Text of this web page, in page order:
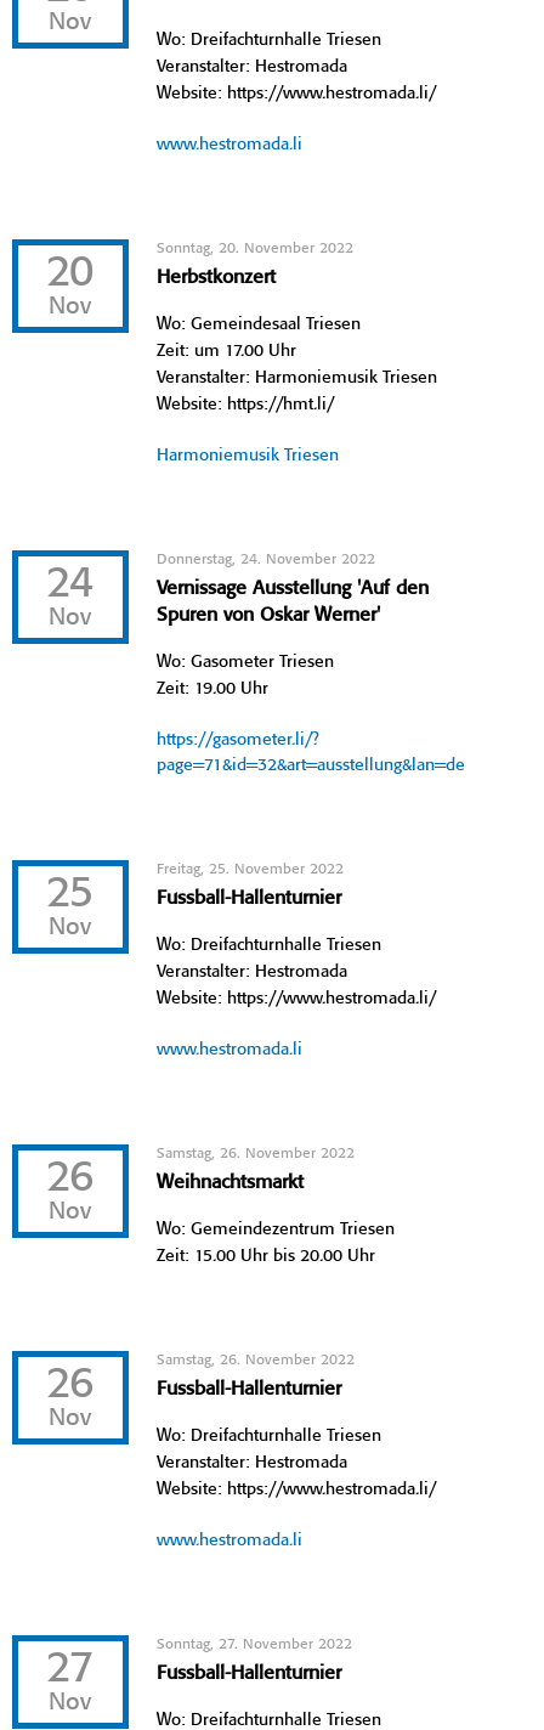
Nov
Wo: Dreifachturnhalle Triesen
Veranstalter: Hestromada
Website: https://www.hestromada.li/
www.hestromada.li
20
Nov
Sonntag, 20. November 2022
Herbstkonzert
Wo: Gemeindesaal Triesen
Zeit: um 17.00 Uhr
Veranstalter: Harmoniemusik Triesen
Website: https://hmt.li/
Harmoniemusik Triesen
24
Nov
Donnerstag, 24. November 2022
Vernissage Ausstellung 'Auf den
Spuren von Oskar Werner'
Wo: Gasometer Triesen
Zeit: 19.00 Uhr
https://gasometer.li/?
page=71&id=32&art=ausstellung&lan=de
25
Nov
Freitag, 25. November 2022
Fussball-Hallenturnier
Wo: Dreifachturnhalle Triesen
Veranstalter: Hestromada
Website: https://www.hestromada.li/
www.hestromada.li
26
Nov
Samstag, 26. November 2022
Weihnachtsmarkt
Wo: Gemeindezentrum Triesen
Zeit: 15.00 Uhr bis 20.00 Uhr
26
Nov
Samstag, 26. November 2022
Fussball-Hallenturnier
Wo: Dreifachturnhalle Triesen
Veranstalter: Hestromada
Website: https://www.hestromada.li/
www.hestromada.li
27
Nov
Sonntag, 27. November 2022
Fussball-Hallenturnier
Wo: Dreifachturnhalle Triesen